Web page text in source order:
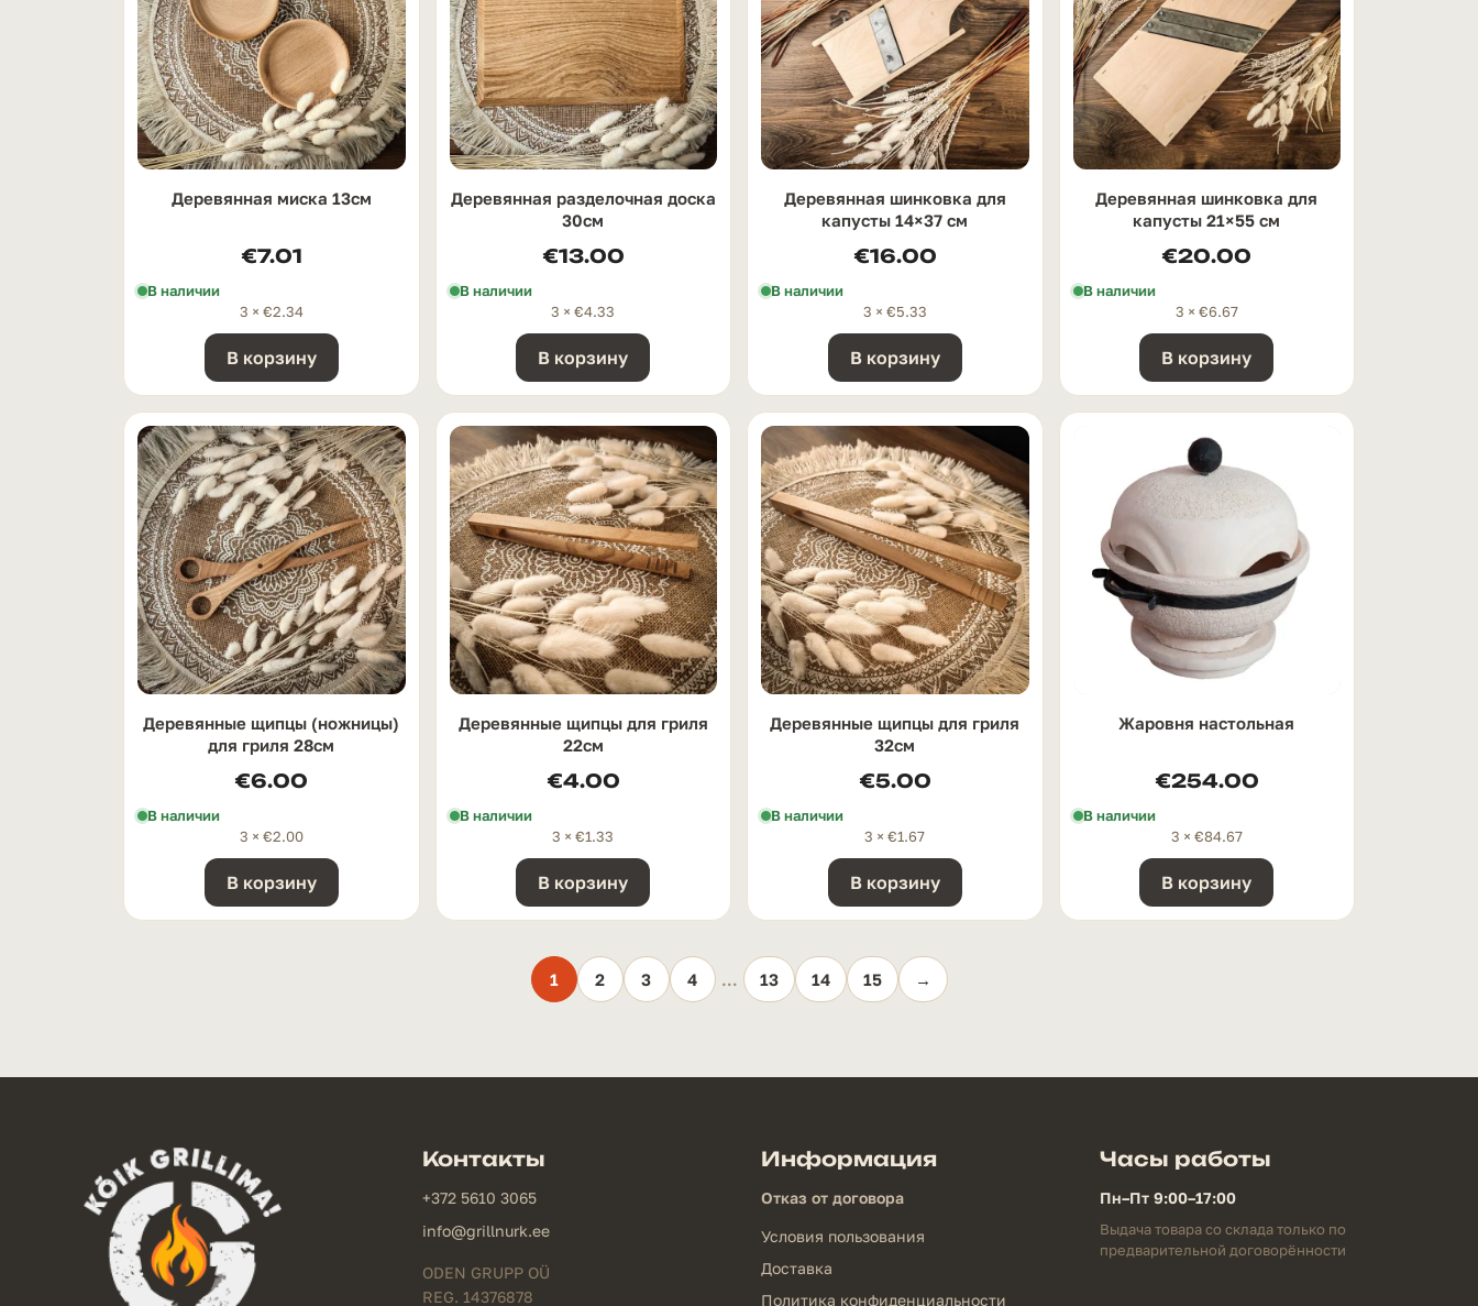
Деревянная миска 13см
€7.01
В наличии
3 × €2.34
В корзину
Деревянная разделочная доска
30см
€13.00
В наличии
3 ×€4.33
В корзину
Деревянная шинковка для
капусты 14×37 см
€16.00
В наличии
3 × €5.33
В корзину
Деревянная шинковка для
капусты 21×55 см
€20.00
В наличии
3 × €6.67
В корзину
Деревянные щипцы (ножницы)
для гриля 28см
€6.00
В наличии
3 × €2.00
В корзину
Деревянные щипцы для гриля
22см
€4.00
В наличии
3 ×€1.33
В корзину
Деревянные щипцы для гриля
32см
€5.00
В наличии
3 ×€1.67
В корзину
Жаровня настольная
€254.00
В наличии
3 × €84.67
В корзину
1 2 3 4 … 13 14 15 →
Контакты
+372 5610 3065
info@grillnurk.ee
ODEN GRUPP OÜ
REG. 14376878
Информация
Отказ от договора
Условия пользования
Доставка
Политика конфиденциальности
Часы работы
Пн–Пт 9:00–17:00
Выдача товара со склада только по
предварительной договорённости